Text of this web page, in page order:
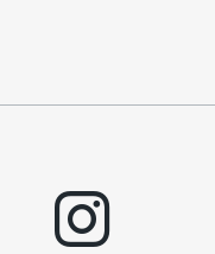
instagram